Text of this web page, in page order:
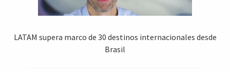
LATAM supera marco de 30 destinos internacionales desde
Brasil